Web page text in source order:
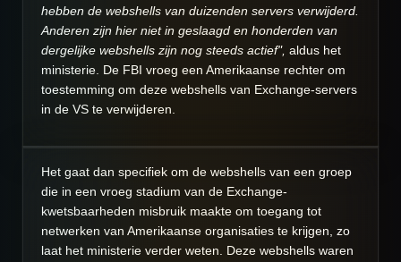
hebben de webshells van duizenden servers verwijderd.
Anderen zijn hier niet in geslaagd en honderden van
dergelijke webshells zijn nog steeds actief", aldus het
ministerie. De FBI vroeg een Amerikaanse rechter om
toestemming om deze webshells van Exchange-servers
in de VS te verwijderen.
Het gaat dan specifiek om de webshells van een groep
die in een vroeg stadium van de Exchange-
kwetsbaarheden misbruik maakte om toegang tot
netwerken van Amerikaanse organisaties te krijgen, zo
laat het ministerie verder weten. Deze webshells waren